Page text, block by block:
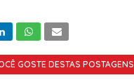
GOSTE DESTAS POSTAGENS